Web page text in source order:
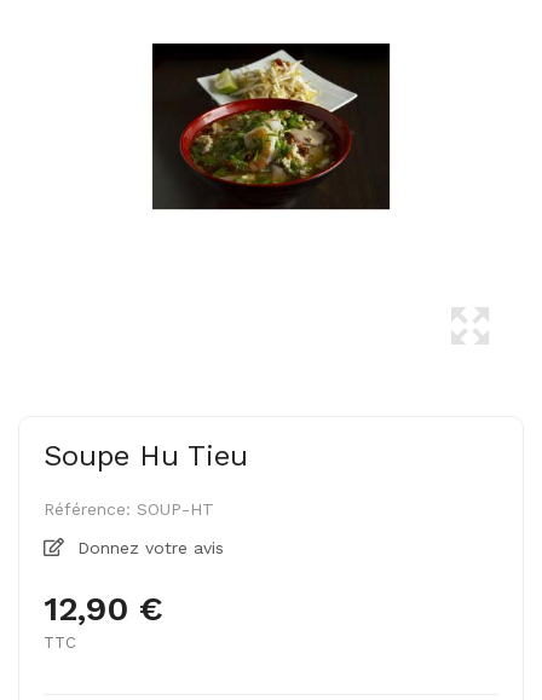
Soupe Hu Tieu
Référence: SOUP-HT
Donnez votre avis
12,90 €
TTC